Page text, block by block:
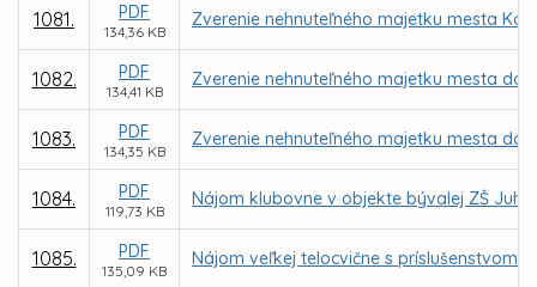
1081. PDF
134,36 KB
Zverenie nehnuteľného majetku mesta
1082. PDF
134,41 KB
Zverenie nehnuteľného majetku mesta do
1083. PDF
134,35 KB
Zverenie nehnuteľného majetku mesta do
1084. PDF
119,73 KB
Nájom klubovne v objekte bývalej ZŠ
1085. PDF
135,09 KB
Nájom veľkej telocvične s príslušenstvom